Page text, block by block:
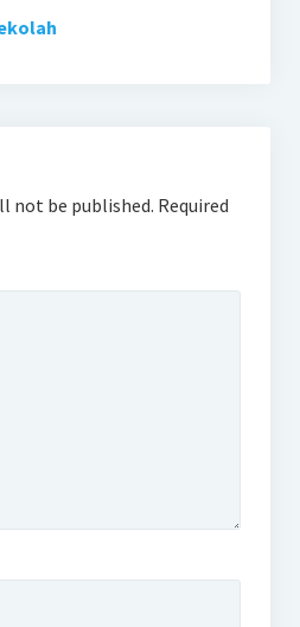
not be published. Required